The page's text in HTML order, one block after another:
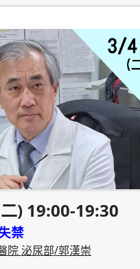
) 19:00-19:30
禁
院 泌尿部/郭漢崇